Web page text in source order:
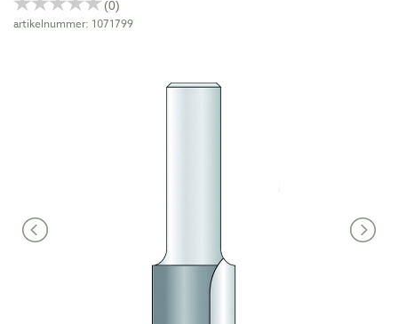
artikelnummer: 1071799